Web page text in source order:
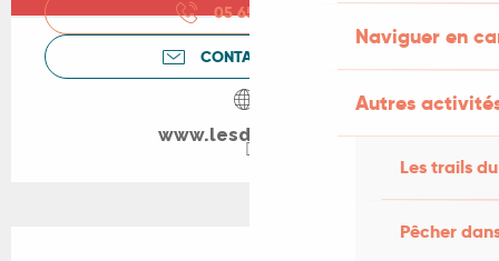
Naviguer en
Autres
Les trails
Pêcher
05 65 22 91
CONTACTEZ-NOUS
www.lesdodus.com